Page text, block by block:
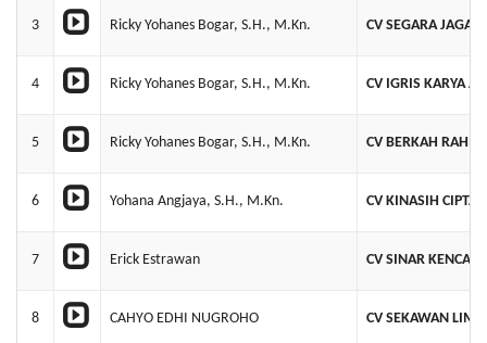
3 Ricky Yohanes Bogar, S.H., M.Kn. CV SEGARA
4 Ricky Yohanes Bogar, S.H., M.Kn. CV IGRIS KARYA
5 Ricky Yohanes Bogar, S.H., M.Kn. CV BERKAH
6 Yohana Angjaya, S.H., M.Kn. CV KINASIH CIPTA
7 Erick Estrawan CV SINAR
8 CAHYO EDHI NUGROHO CV SEKAWAN